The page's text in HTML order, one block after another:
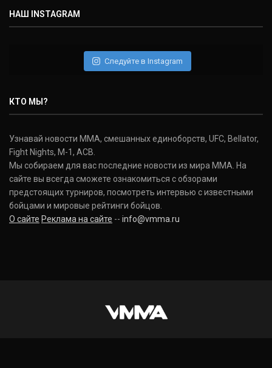
НАШ INSTAGRAM
Следуйте в Instagram
КТО МЫ?
Узнавай новости ММА, смешанных единоборств, UFC, Bellator,
Fight Nights, M-1, ACB.
Мы собираем для вас последние новости из мира ММА. На
сайте вы всегда сможете ознакомиться с обзорами
предстоящих турниров, посмотреть интервью с известными
бойцами и мировые рейтинги бойцов.
О сайте Реклама на сайте -- info@vmma.ru